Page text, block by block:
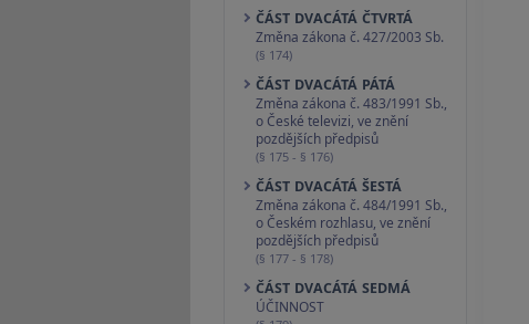
ČÁST DVACÁTÁ ČTVRTÁ
Změna zákona č. 427/2003 Sb.
(§ 174)
ČÁST DVACÁTÁ PÁTÁ
Změna zákona č. 483/1991 Sb.,
o České televizi, ve znění
pozdějších předpisů
(§ 175 - § 176)
ČÁST DVACÁTÁ ŠESTÁ
Změna zákona č. 484/1991 Sb.,
o Českém rozhlasu, ve znění
pozdějších předpisů
(§ 177 - § 178)
ČÁST DVACÁTÁ SEDMÁ
ÚČINNOST